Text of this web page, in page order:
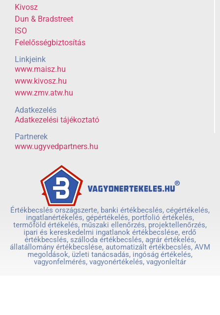
Kivosz
Dun & Bradstreet
ISO
Felelősségbiztosítás
Linkjeink
www.maisz.hu
www.kivosz.hu
www.zmv.atw.hu
Adatkezelés
Adatkezelési tájékoztató
Partnerek
www.ugyvedpartners.hu
Értékbecslés országszerte, banki értékbecslés, cégértékelés,
ingatlanértékelés, gépértékelés, portfolió értékelés,
termőföld értékelés, műszaki ellenőrzés, projektellenőrzés,
ipari és kereskedelmi ingatlanok értékbecslése, erdő
értékbecslés, szálloda értékbecslés, agrár értékelés,
állatállomány értékbecslése, automatizált értékbecslés, AVM
megoldások, üzleti tanácsadás, ingóság értékelés,
vagyonfelmérés, vagyonértékelés, vagyonleltár